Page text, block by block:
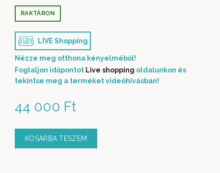
44 000 Ft
RAKTÁRON
LIVE Shopping
Nézze meg otthona kényelméből!
Foglaljon időpontot Live shopping oldalunkon és
tekintse meg a terméket videóhívásban!
KOSÁRBA TESZEM